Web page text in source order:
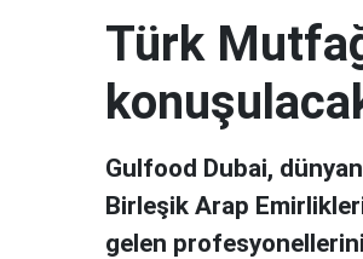
Türk
Gulfood Dubai,
Birleşik Arap
gelen